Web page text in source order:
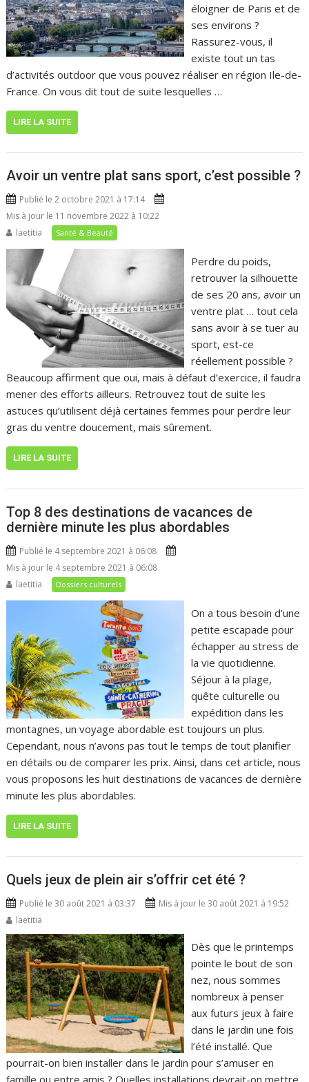
éloigner de Paris et de
ses environs ?
Rassurez-vous, il
existe tout un tas
d’activités outdoor que vous pouvez réaliser en région Ile-de-
France. On vous dit tout de suite lesquelles …
LIRE LA SUITE
Avoir un ventre plat sans sport, c’est possible ?
Publié le 2 octobre 2021 à 17:14
Mis à jour le 11 novembre 2022 à 10:22
laetitia
Santé & Beauté
Perdre du poids,
retrouver la silhouette
de ses 20 ans, avoir un
ventre plat … tout cela
sans avoir à se tuer au
sport, est-ce
réellement possible ?
Beaucoup affirment que oui, mais à défaut d’exercice, il faudra
mener des efforts ailleurs. Retrouvez tout de suite les
astuces qu’utilisent déjà certaines femmes pour perdre leur
gras du ventre doucement, mais sûrement.
LIRE LA SUITE
Top 8 des destinations de vacances de
dernière minute les plus abordables
Publié le 4 septembre 2021 à 06:08
Mis à jour le 4 septembre 2021 à 06:08
laetitia
Dossiers culturels
On a tous besoin d’une
petite escapade pour
échapper au stress de
la vie quotidienne.
Séjour à la plage,
quête culturelle ou
expédition dans les
montagnes, un voyage abordable est toujours un plus.
Cependant, nous n’avons pas tout le temps de tout planifier
en détails ou de comparer les prix. Ainsi, dans cet article, nous
vous proposons les huit destinations de vacances de dernière
minute les plus abordables.
LIRE LA SUITE
Quels jeux de plein air s’offrir cet été ?
Publié le 30 août 2021 à 03:37
Mis à jour le 30 août 2021 à 19:52
laetitia
Dès que le printemps
pointe le bout de son
nez, nous sommes
nombreux à penser
aux futurs jeux à faire
dans le jardin une fois
l’été installé. Que
pourrait-on bien installer dans le jardin pour s’amuser en
famille ou entre amis ? Quelles installations devrait-on mettre